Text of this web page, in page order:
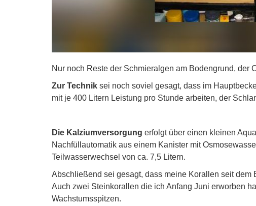
Nur noch Reste der Schmieralgen am Bodengrund, der
Zur Technik sei noch soviel gesagt, dass im
mit je 400 Litern Leistung pro Stunde arbeiten, der
Die Kalziumversorgung erfolgt über einen kleinen
Nachfüllautomatik aus einem Kanister mit
Teilwasserwechsel von ca. 7,5 Litern.
Abschließend sei gesagt, dass meine Korallen seit
Auch zwei Steinkorallen die ich Anfang Juni erworben
Wachstumsspitzen.